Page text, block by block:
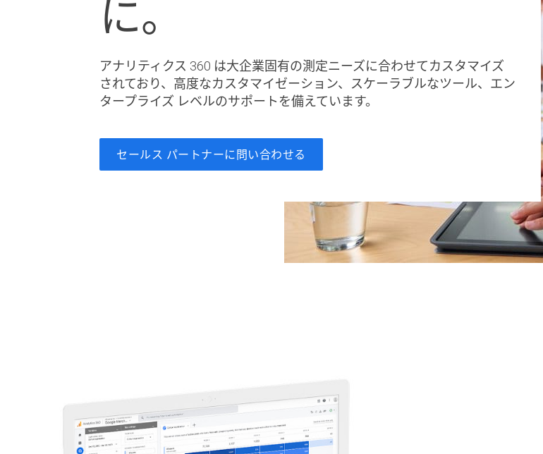
に。
アナリティクス 360 は大企業固有の測定ニーズに合わせてカスタマイズ
されており、高度なカスタマイゼーション、スケーラブルなツール、エン
タープライズ レベルのサポートを備えています。
セールス パートナーに問い合わせる